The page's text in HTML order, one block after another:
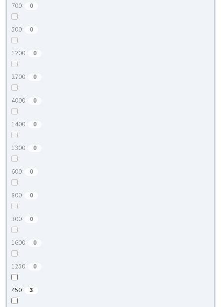
700 0
500 0
1200 0
2700 0
4000 0
1400 0
1300 0
600 0
800 0
300 0
1600 0
1250 0
450 3